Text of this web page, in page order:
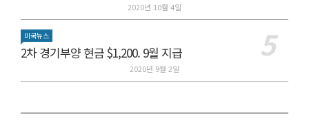
2020년 10월 4일
미국뉴스
2차 경기부양 현금 $1,200. 9월 지급
2020년 9월 2일